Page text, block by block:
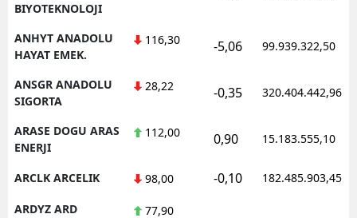
BIYOTEKNOLOJI
ANHYT ANADOLU
HAYAT EMEK.
116,30 -5,06 99.939.322,50
ANSGR ANADOLU
SIGORTA
28,22 -0,35 320.404.442,96
ARASE DOGU ARAS
ENERJI
112,00 0,90 15.183.555,10
ARCLK ARCELIK 98,00 -0,10 182.485.903,45
ARDYZ ARD
77,90